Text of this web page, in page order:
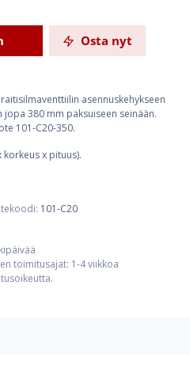
Osta nyt
asennuskehykseen
380 mm paksuiseen seinään.
101-C20-350.
korkeus x pituus).
101-C20
toimitusajat: 1-4 viikkoa